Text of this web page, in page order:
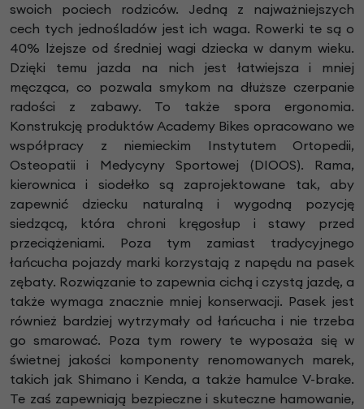
swoich pociech rodziców. Jedną z najważniejszych
cech tych jednośladów jest ich waga. Rowerki te są o
40% lżejsze od średniej wagi dziecka w danym wieku.
Dzięki temu jazda na nich jest łatwiejsza i mniej
męcząca, co pozwala smykom na dłuższe czerpanie
radości z zabawy. To także spora ergonomia.
Konstrukcję produktów Academy Bikes opracowano we
współpracy z niemieckim Instytutem Ortopedii,
Osteopatii i Medycyny Sportowej (DIOOS). Rama,
kierownica i siodełko są zaprojektowane tak, aby
zapewnić dziecku naturalną i wygodną pozycję
siedzącą, która chroni kręgosłup i stawy przed
przeciążeniami. Poza tym zamiast tradycyjnego
łańcucha pojazdy marki korzystają z napędu na pasek
zębaty. Rozwiązanie to zapewnia cichą i czystą jazdę, a
także wymaga znacznie mniej konserwacji. Pasek jest
również bardziej wytrzymały od łańcucha i nie trzeba
go smarować. Poza tym rowery te wyposaża się w
świetnej jakości komponenty renomowanych marek,
takich jak Shimano i Kenda, a także hamulce V-brake.
Te zaś zapewniają bezpieczne i skuteczne hamowanie,